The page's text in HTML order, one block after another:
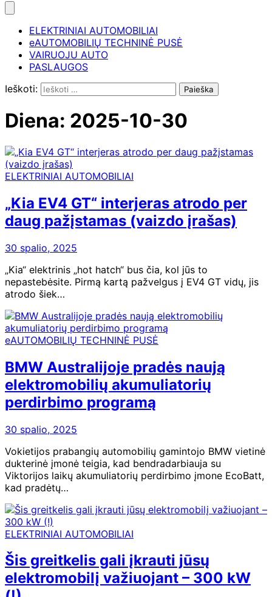
ELEKTRINIAI AUTOMOBILIAI
eAUTOMOBILIŲ TECHNINĖ PUSĖ
VAIRUOJU AUTO
PASLAUGOS
Ieškoti:
Diena: 2025-10-30
ELEKTRINIAI AUTOMOBILIAI
„Kia EV4 GT“ interjeras atrodo per
daug pažįstamas (vaizdo įrašas)
30 spalio, 2025
„Kia“ elektrinis „hot hatch“ bus čia, kol jūs to
nepastebėsite. Pirmą kartą pažvelgus į EV4 GT vidų, jis
atrodo šiek…
eAUTOMOBILIŲ TECHNINĖ PUSĖ
BMW Australijoje pradės naują
elektromobilių akumuliatorių
perdirbimo programą
30 spalio, 2025
Vokietijos prabangių automobilių gamintojo BMW vietinė
dukterinė įmonė teigia, kad bendradarbiauja su
Viktorijos laikų akumuliatorių perdirbimo įmone EcoBatt,
kad pradėtų…
ELEKTRINIAI AUTOMOBILIAI
Šis greitkelis gali įkrauti jūsų
elektromobilį važiuojant – 300 kW